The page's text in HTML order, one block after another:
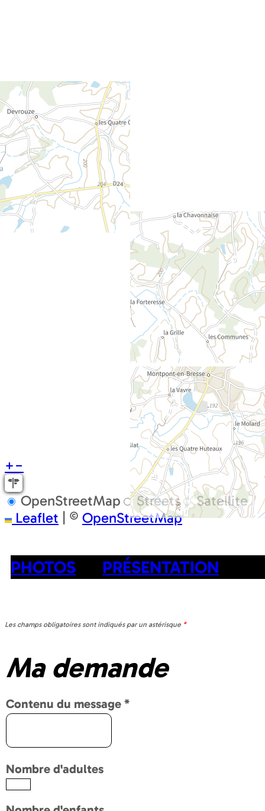
+−
OpenStreetMap Streets
Satellite
Leaflet | © OpenStreetMap
PHOTOS PRÉSENTATION
Les champs obligatoires sont indiqués par un astérisque *
Ma demande
Contenu du message *
Nombre d'adultes